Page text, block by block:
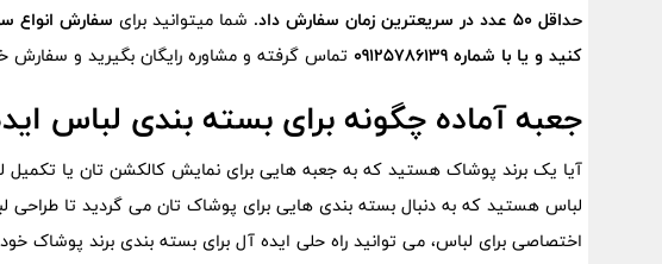
حداقل 50 عدد در سریعترین زمان سفارش داد.
شما میتوانید برای سفارش انواع
کنید و یا با شماره 09125786139 تماس گرفته و مشاوره رایگان بگیرید و سفارش
جعبه آماده چگونه برای بسته بندی لباس
آیا یک برند پوشاک هستید که به جعبه‌ هایی برای نمایش کالکشن ‌تان یا
لباس هستید که به دنبال بسته ‌بندی‌ هایی برای پوشاک ‌تان می ‌گردید تا طراحی
اختصاصی برای لباس، می ‌توانید راه‌ حلی ایده ‌آل برای بسته ‌بندی برند پوشاک